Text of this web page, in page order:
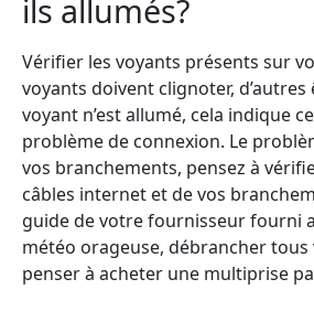
ils allumés?
Vérifier les voyants présents sur
voyants doivent clignoter, d’autres
voyant n’est allumé, cela indique
problème de connexion. Le
vos branchements, pensez à
câbles internet et de vos
guide de votre fournisseur fourni
météo orageuse, débrancher tous
penser à acheter une multiprise